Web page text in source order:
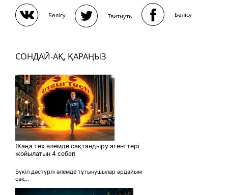
Бөлісу Твитнуть Бөлісу
СОНДАЙ-АҚ, ҚАРАҢЫЗ
Жаңа тех әлемде сақтандыру агенттері
жойылатын 4 себеп
Бүкіл дәстүрлі әлемде тұтынушылар әрдайым
сақ...